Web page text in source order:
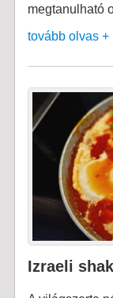
megtanulható
tovább olvas +
Izraeli